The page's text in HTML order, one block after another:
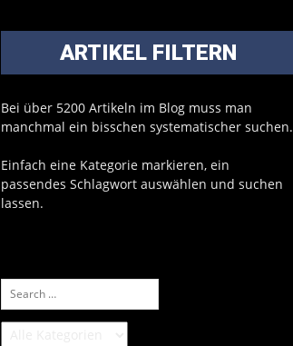
ARTIKEL FILTERN
Bei über 5200 Artikeln im Blog muss man
manchmal ein bisschen systematischer suchen.
Einfach eine Kategorie markieren, ein
passendes Schlagwort auswählen und suchen
lassen.